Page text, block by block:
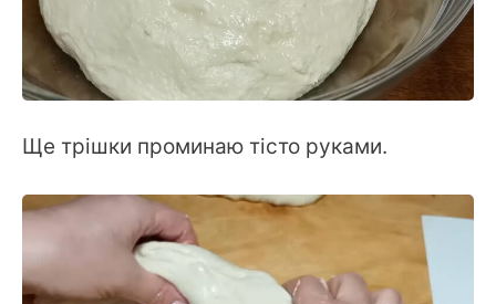
Ще трішки проминаю тісто руками.